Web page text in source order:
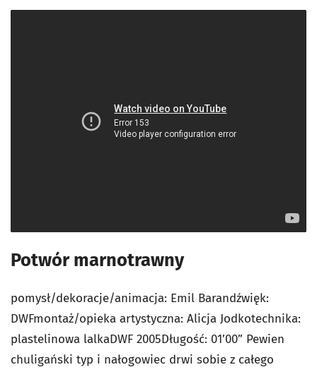
Potwór marnotrawny
pomysł/dekoracje/animacja: Emil Barandźwięk:
DWFmontaż/opieka artystyczna: Alicja Jodkotechnika:
plastelinowa lalkaDWF 2005Długość: 01’00” Pewien
chuligański typ i nałogowiec drwi sobie z całego